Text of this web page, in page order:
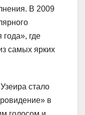
В 2009
где
самых ярких
стало
в